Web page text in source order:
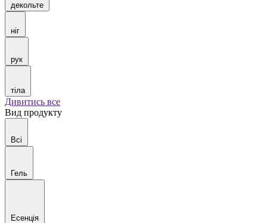
декольте
ніг
рук
тіла
Дивитись все
Вид продукту
Всі
Гель
Есенція